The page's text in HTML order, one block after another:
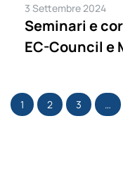
3 Settembre 2024
Seminari e
EC-Council e
1 2 3 …